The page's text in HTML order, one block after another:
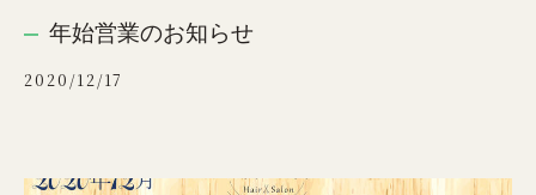
年始営業のお知らせ
2020/12/17